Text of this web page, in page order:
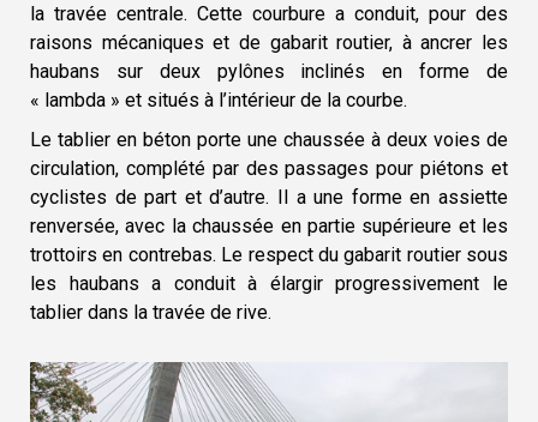
la travée centrale. Cette courbure a conduit, pour des
raisons mécaniques et de gabarit routier, à ancrer les
haubans sur deux pylônes inclinés en forme de
« lambda » et situés à l’intérieur de la courbe.
Le tablier en béton porte une chaussée à deux voies de
circulation, complété par des passages pour piétons et
cyclistes de part et d’autre. Il a une forme en assiette
renversée, avec la chaussée en partie supérieure et les
trottoirs en contrebas. Le respect du gabarit routier sous
les haubans a conduit à élargir progressivement le
tablier dans la travée de rive.